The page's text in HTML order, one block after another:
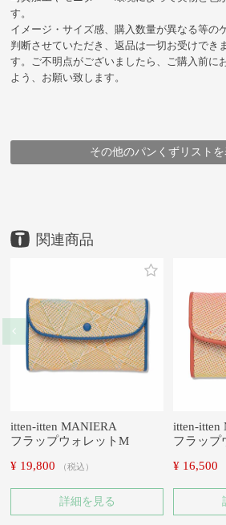
す。
イメージ・サイズ感、購入数量が異なる等の
判断させていただき、返品は一切お受けでき
す。ご不明点がございましたら、ご購入前に
よう、お願い致します。
その他のパンくずリスト
itten-itten MANIERA
フラップウォレットM
¥ 19,800 税込
詳細を見る
itten-itten
フラップ
¥ 16,500